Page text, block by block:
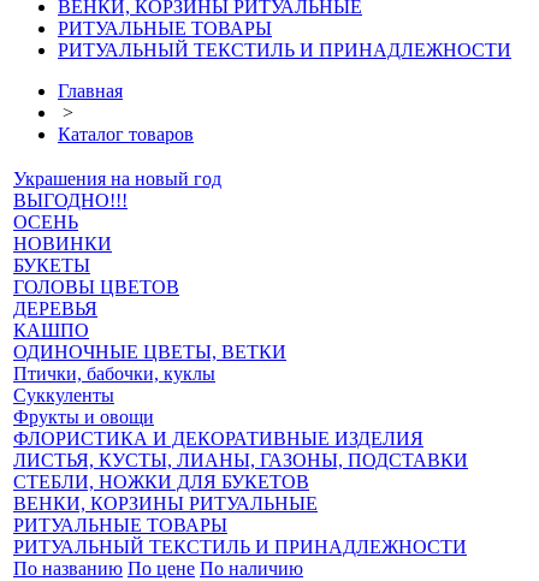
ВЕНКИ, КОРЗИНЫ РИТУАЛЬНЫЕ
РИТУАЛЬНЫЕ ТОВАРЫ
РИТУАЛЬНЫЙ ТЕКСТИЛЬ И ПРИНАДЛЕЖНОСТИ
Главная
>
Каталог товаров
Украшения на новый год
ВЫГОДНО!!!
ОСЕНЬ
НОВИНКИ
БУКЕТЫ
ГОЛОВЫ ЦВЕТОВ
ДЕРЕВЬЯ
КАШПО
ОДИНОЧНЫЕ ЦВЕТЫ, ВЕТКИ
Птички, бабочки, куклы
Суккуленты
Фрукты и овощи
ФЛОРИСТИКА И ДЕКОРАТИВНЫЕ ИЗДЕЛИЯ
ЛИСТЬЯ, КУСТЫ, ЛИАНЫ, ГАЗОНЫ, ПОДСТАВКИ
СТЕБЛИ, НОЖКИ ДЛЯ БУКЕТОВ
ВЕНКИ, КОРЗИНЫ РИТУАЛЬНЫЕ
РИТУАЛЬНЫЕ ТОВАРЫ
РИТУАЛЬНЫЙ ТЕКСТИЛЬ И ПРИНАДЛЕЖНОСТИ
По названию По цене По наличию